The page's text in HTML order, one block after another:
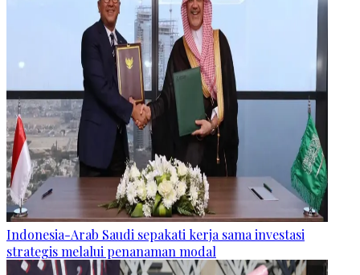
Indonesia-Arab Saudi sepakati kerja sama investasi
strategis melalui penanaman modal